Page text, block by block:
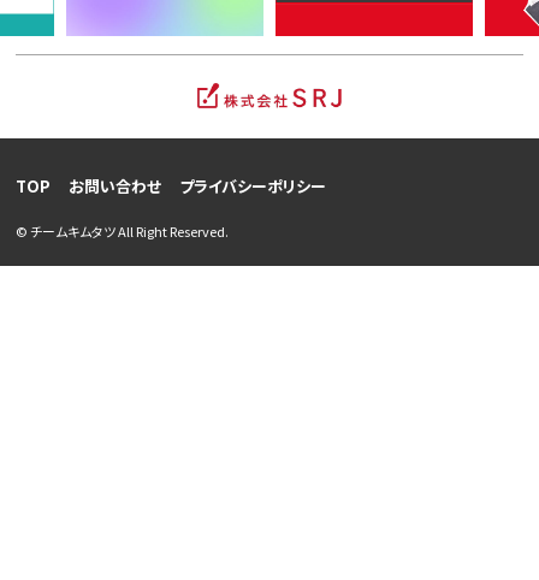
TOP お問い合わせ プライバシーポリシー
© チームキムタツ All Right Reserved.